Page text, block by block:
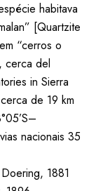
habitava
[Quartzite
“cerros o
cerca del
in Sierra
de 19 km
nacionais 35
1881